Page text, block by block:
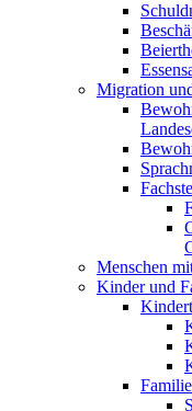
Migration
Menschen
Kinder und